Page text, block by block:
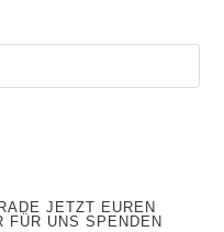
JETZT EUREN
FÜR UNS SPENDEN